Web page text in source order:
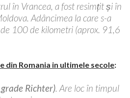
în Vrancea, a fost resimțit și în
Adâncimea la care s-a
100 de kilometri (aprox. 91,6
din Romania in ultimele secole:
Richter). Are loc în timpul